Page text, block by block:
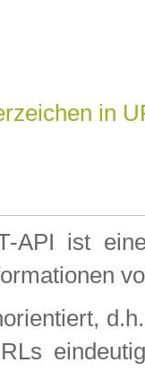
in
API ist